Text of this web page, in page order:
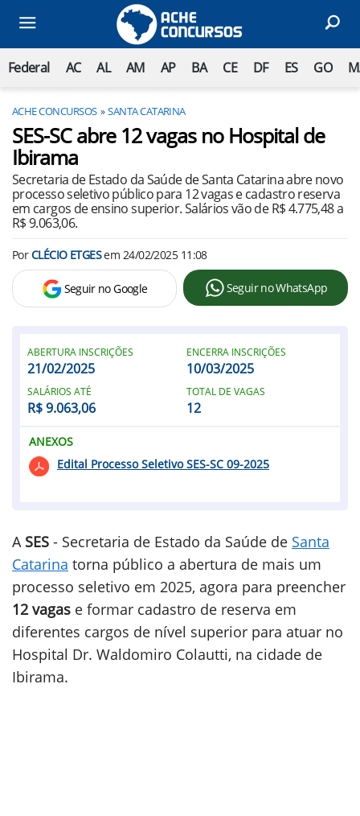
Federal AC AL AM AP BA CE DF ES GO
ACHE CONCURSOS SANTA CATARINA
SES-SC abre 12 vagas no Hospital de
Ibirama
Secretaria de Estado da Saúde de Santa Catarina abre novo
processo seletivo público para 12 vagas e cadastro reserva
em cargos de ensino superior. Salários vão de R$ 4.775,48 a
R$ 9.063,06.
PorCLÉCIO ETGESem 24/02/2025 11:08
Seguir no Google Seguir no WhatsApp
A SES - Secretaria de Estado da Saúde de Santa
Catarina torna público a abertura de mais um
processo seletivo em 2025, agora para preencher
12 vagas e formar cadastro de reserva em
diferentes cargos de nível superior para atuar no
Hospital Dr. Waldomiro Colautti, na cidade de
Ibirama.
ABERTURA INSCRIÇÕES
21/02/2025
ENCERRA INSCRIÇÕES
10/03/2025
SALÁRIOS ATÉ
R$ 9.063,06
TOTAL DE VAGAS
12
ANEXOS
Edital Processo Seletivo SES-SC 09-2025